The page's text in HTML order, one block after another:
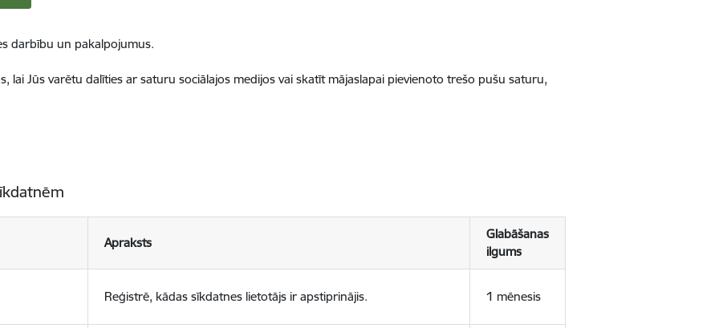
darbību un pakalpojumus.
lai Jūs varētu dalīties ar saturu sociālajos medijos vai skatīt mājaslapai pievienoto trešo pušu saturu,
Apraksts
Glabāšanas
ilgums
Reģistrē, kādas sīkdatnes lietotājs ir apstiprinājis. 1 mēnesis